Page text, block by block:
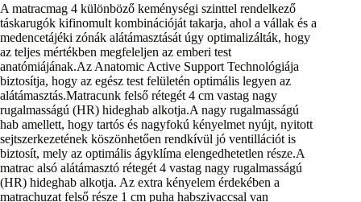
A matracmag 4 különböző keménységi szinttel rendelkező
táskarugók kifinomult kombinációját takarja, ahol a vállak és a
medencetájéki zónák alátámasztását úgy optimalizálták, hogy
az teljes mértékben megfeleljen az emberi test
anatómiájának.Az Anatomic Active Support Technológiája
biztosítja, hogy az egész test felületén optimális legyen az
alátámasztás.Matracunk felső rétegét 4 cm vastag nagy
rugalmasságú (HR) hideghab alkotja.A nagy rugalmasságú
hab amellett, hogy tartós és nagyfokú kényelmet nyújt, nyitott
sejtszerkezetének köszönhetően rendkívül jó ventillációt is
biztosít, mely az optimális ágyklíma elengedhetetlen része.A
matrac alsó alátámasztó rétegét 4 vastag nagy rugalmasságú
(HR) hideghab alkotja. Az extra kényelem érdekében a
matrachuzat felső része 1 cm puha habszivaccsal van